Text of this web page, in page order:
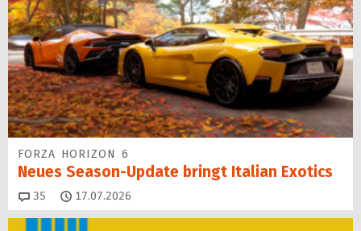
FORZA HORIZON 6
Neues Season-Update bringt Italian Exotics
35 Kommentare
17.07.2026